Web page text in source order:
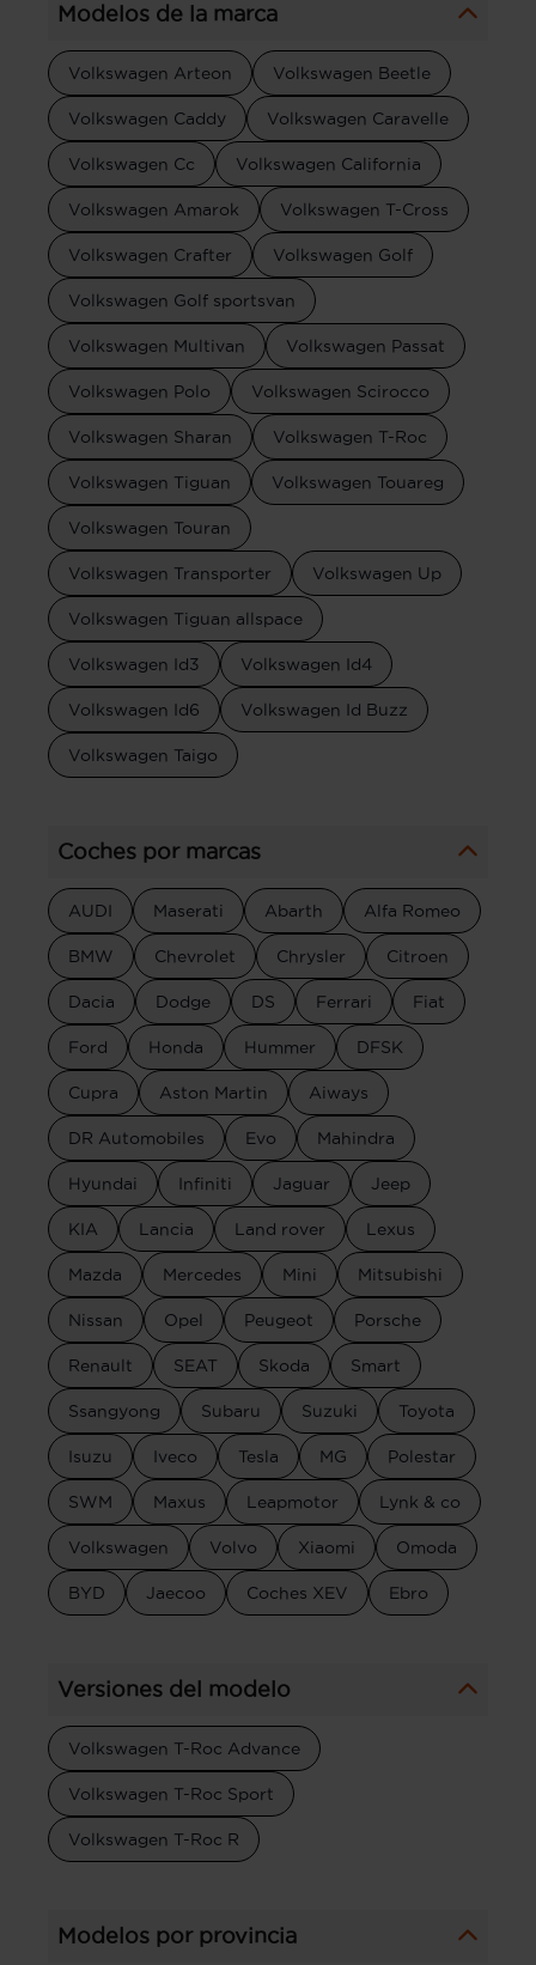
Modelos de la marca
Volkswagen Arteon Volkswagen Beetle
Volkswagen Caddy Volkswagen Caravelle
Volkswagen Cc Volkswagen California
Volkswagen Amarok Volkswagen T-Cross
Volkswagen Crafter Volkswagen Golf
Volkswagen Golf sportsvan
Volkswagen Multivan Volkswagen Passat
Volkswagen Polo Volkswagen Scirocco
Volkswagen Sharan Volkswagen T-Roc
Volkswagen Tiguan Volkswagen Touareg
Volkswagen Touran
Volkswagen Transporter Volkswagen Up
Volkswagen Tiguan allspace
Volkswagen Id3 Volkswagen Id4
Volkswagen Id6 Volkswagen Id Buzz
Volkswagen Taigo
Coches por marcas
AUDI Maserati Abarth Alfa Romeo
BMW Chevrolet Chrysler Citroen
Dacia Dodge DS Ferrari Fiat
Ford Honda Hummer DFSK
Cupra Aston Martin Aiways
DR Automobiles Evo Mahindra
Hyundai Infiniti Jaguar Jeep
KIA Lancia Land rover Lexus
Mazda Mercedes Mini Mitsubishi
Nissan Opel Peugeot Porsche
Renault SEAT Skoda Smart
Ssangyong Subaru Suzuki Toyota
Isuzu Iveco Tesla MG Polestar
SWM Maxus Leapmotor Lynk & co
Volkswagen Volvo Xiaomi Omoda
BYD Jaecoo Coches XEV Ebro
Versiones del modelo
Volkswagen T-Roc Advance
Volkswagen T-Roc Sport
Volkswagen T-Roc R
Modelos por provincia